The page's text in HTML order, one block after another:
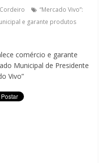
“Mercado Vivo”:
e garante produtos
comércio e garante
Municipal de Presidente
Vivo”